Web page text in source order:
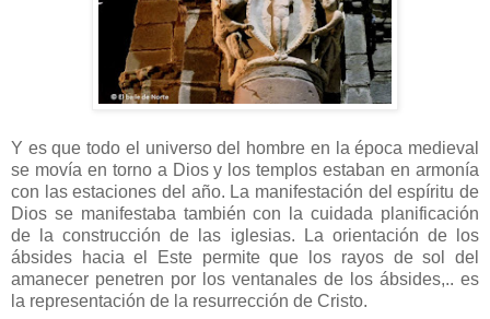
Y es que todo el universo del hombre en la época medieval
se movía en torno a Dios y los templos estaban en armonía
con las estaciones del año. La manifestación del espíritu de
Dios se manifestaba también con la cuidada planificación
de la construcción de las iglesias. La orientación de los
ábsides hacia el Este permite que los rayos de sol del
amanecer penetren por los ventanales de los ábsides,.. es
la representación de la resurrección de Cristo.